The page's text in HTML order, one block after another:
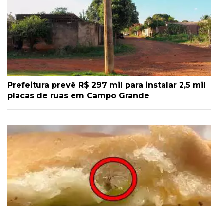
Prefeitura prevê R$ 297 mil para instalar 2,5 mil
placas de ruas em Campo Grande